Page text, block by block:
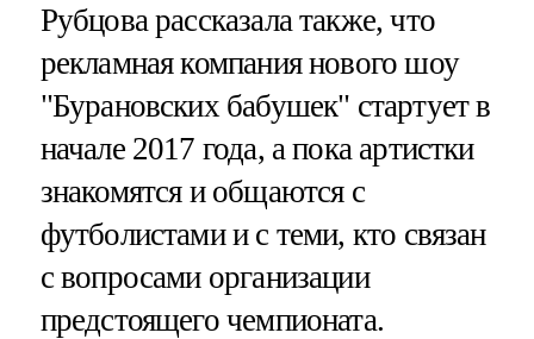
Рубцова рассказала также, что
рекламная компания нового шоу
"Бурановских бабушек" стартует в
начале 2017 года, а пока артистки
знакомятся и общаются с
футболистами и с теми, кто связан
с вопросами организации
предстоящего чемпионата.